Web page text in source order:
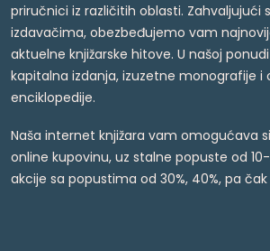
priručnici iz različitih oblasti. Zahvaljujući
izdavačima, obezbeđujemo vam
aktuelne knjižarske hitove. U našoj
kapitalna izdanja, izuzetne monografije i
enciklopedije.
Naša internet knjižara vam omogućava
online kupovinu, uz stalne popuste od
akcije sa popustima od 30%, 40%, pa čak